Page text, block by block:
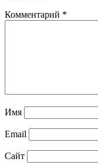
Комментарий *
Имя
Email
Сайт